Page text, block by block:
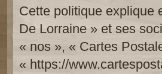
Cette politique explique
De Lorraine » et ses
« nos », « Cartes
« https://